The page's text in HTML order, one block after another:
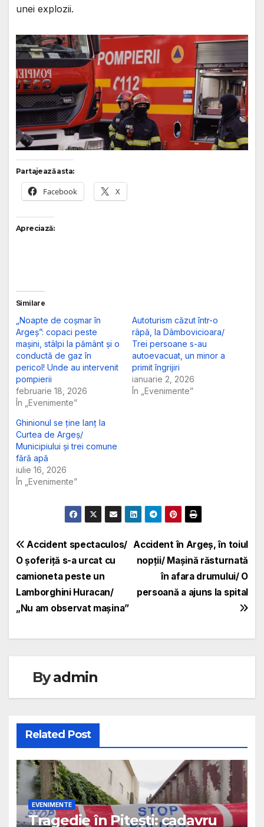
unei explozii.
Partajează asta:
Facebook X
Apreciază:
Similare
„Noapte de coșmar în
Argeș”: copaci peste
mașini, stâlpi la pământ și o
conductă de gaz în
pericol! Unde au intervenit
pompierii
februarie 18, 2026
În „Evenimente”
Autoturism căzut într-o
râpă, la Dâmbovicioara/
Trei persoane s-au
autoevacuat, un minor a
primit îngrijiri
ianuarie 2, 2026
În „Evenimente”
Ghinionul se ține lanț la
Curtea de Argeș/
Municipiului și trei comune
fără apă
iulie 16, 2026
În „Evenimente”
Navigare
în
articole
Accident în Argeș, în toiul
nopții/ Mașină răsturnată
în afara drumului/ O
persoană a ajuns la spital
Accident spectaculos/
O șoferiță s-a urcat cu
camioneta peste un
Lamborghini Huracan/
„Nu am observat mașina”
Byadmin
Related Post
EVENIMENTE
Tragedie în Pitești: cadavru